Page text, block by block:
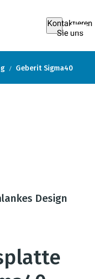
Kontaktieren
Sie uns
Geberit Sigma40
Design